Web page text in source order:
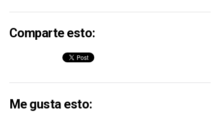
Comparte esto:
Me gusta esto: